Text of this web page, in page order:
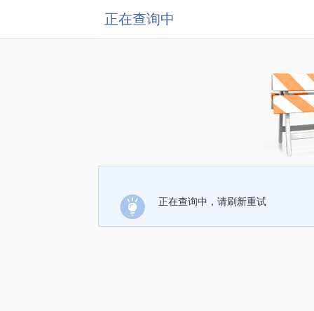
正在查询中
正在查询中，请刷新重试